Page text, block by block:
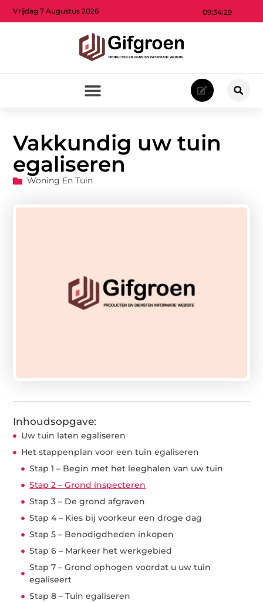
09:34:31
Vrijdag 7 Augustus 2026
Vakkundig uw tuin
egaliseren
Woning En Tuin
Inhoudsopgave:
Uw tuin laten egaliseren
Het stappenplan voor een tuin egaliseren
Stap 1 – Begin met het leeghalen van uw tuin
Stap 2 – Grond inspecteren
Stap 3 – De grond afgraven
Stap 4 – Kies bij voorkeur een droge dag
Stap 5 – Benodigdheden inkopen
Stap 6 – Markeer het werkgebied
Stap 7 – Grond ophogen voordat u uw tuin
egaliseert
Stap 8 – Tuin egaliseren